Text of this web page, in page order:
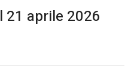
21 aprile 2026